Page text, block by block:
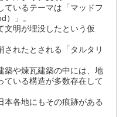
ているテーマは「マッドフ
）」。
文明が埋没したという仮
されたとされる「タルタリ
築や煉瓦建築の中には、地
ている構造が多数存在して
本各地にもその痕跡がある